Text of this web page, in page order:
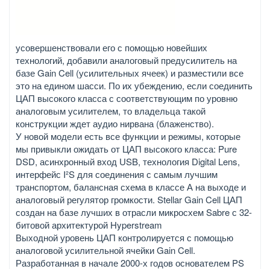
усовершенствовали его с помощью новейших
технологий, добавили аналоговый предусилитель на
базе Gain Cell (усилительных ячеек) и разместили все
это на едином шасси. По их убеждению, если соединить
ЦАП высокого класса с соответствующим по уровню
аналоговым усилителем, то владельца такой
конструкции ждет аудио нирвана (блаженство).
У новой модели есть все функции и режимы, которые
мы привыкли ожидать от ЦАП высокого класса: Pure
DSD, асинхронный вход USB, технология Digital Lens,
интерфейс I²S для соединения с самым лучшим
транспортом, балансная схема в классе А на выходе и
аналоговый регулятор громкости. Stellar Gain Cell ЦАП
создан на базе лучших в отрасли микросхем Sabre с 32-
битовой архитектурой Hyperstream
Выходной уровень ЦАП контролируется с помощью
аналоговой усилительной ячейки Gain Cell.
Разработанная в начале 2000-х годов основателем PS